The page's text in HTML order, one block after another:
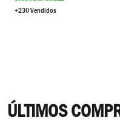
+230 Vendidos
ÚLTIMOS